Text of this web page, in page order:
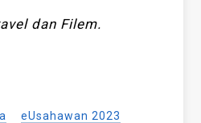
dan Filem.
eUsahawan 2023